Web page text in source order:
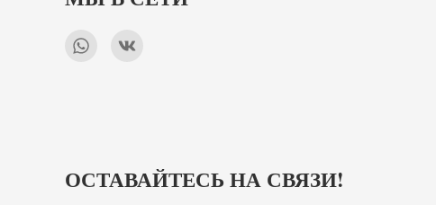
ОСТАВАЙТЕСЬ НА СВЯЗИ!